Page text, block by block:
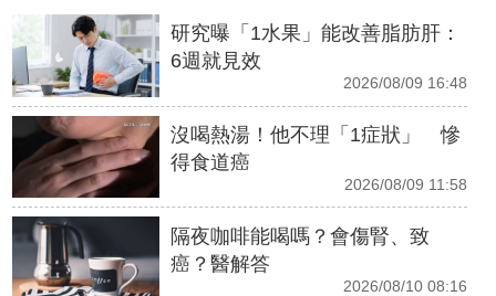
研究曝「1水果」能改善脂肪肝：
6週就見效
2026/08/09 16:48
沒喝熱湯！他不理「1症狀」 慘
得食道癌
2026/08/09 11:58
隔夜咖啡能喝嗎？會傷腎、致
癌？醫解答
2026/08/10 08:16